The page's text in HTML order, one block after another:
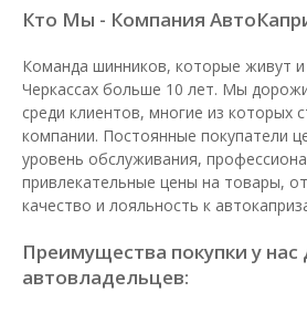
Кто Мы - Компания
Команда шинников, которые живут
Черкассах больше 10 лет. Мы
среди клиентов, многие из которых
компании. Постоянные покупатели
уровень обслуживания,
привлекательные цены на товары,
качество и лояльность к
Преимущества покупки у нас
автовладельцев: